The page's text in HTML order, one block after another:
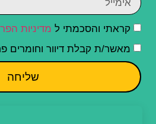
קראתי והסכמתי ל מדיניות
מאשר/ת קבלת דיוור וחומרים
שליחה